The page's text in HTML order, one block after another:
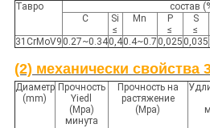
Тавро
состав
C
Si
≤
Mn
P
≤
S
≤
31CrMoV9 0.27~0.340,40.4~0.7 0,025 0,035
(2) механически свойства
Диаметр
(mm)
Прочность
Yiedl
(Mpa)
минута
Прочность на
растяжение
(Mpa)